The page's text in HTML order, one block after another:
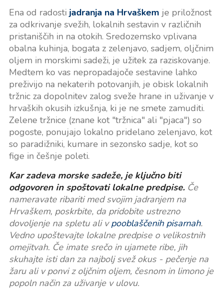
Ena od radosti jadranja na Hrvaškem je priložnost
za odkrivanje svežih, lokalnih sestavin v različnih
pristaniščih in na otokih. Sredozemsko vplivana
obalna kuhinja, bogata z zelenjavo, sadjem, oljčnim
oljem in morskimi sadeži, je užitek za raziskovanje.
Medtem ko vas nepropadajoče sestavine lahko
preživijo na nekaterih potovanjih, je obisk lokalnih
tržnic za dopolnitev zalog sveže hrane in uživanje v
hrvaških okusih izkušnja, ki je ne smete zamuditi.
Zelene tržnice (znane kot "tržnica" ali "pjaca") so
pogoste, ponujajo lokalno pridelano zelenjavo, kot
so paradižniki, kumare in sezonsko sadje, kot so
fige in češnje poleti.
Kar zadeva morske sadeže, je ključno biti
odgovoren in spoštovati lokalne predpise.Če
nameravate ribariti med svojim jadranjem na
Hrvaškem, poskrbite, da pridobite ustrezno
dovoljenje na spletu ali vpooblaščenih pisarnah.
Vedno upoštevajte lokalne predpise o velikostnih
omejitvah. Če imate srečo in ujamete ribe, jih
skuhajte isti dan za najbolj svež okus - pečenje na
žaru ali v ponvi z oljčnim oljem, česnom in limono je
popoln način za uživanje v ulovu.